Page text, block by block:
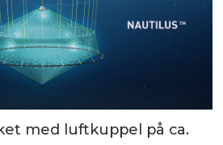
med luftkuppel på ca.